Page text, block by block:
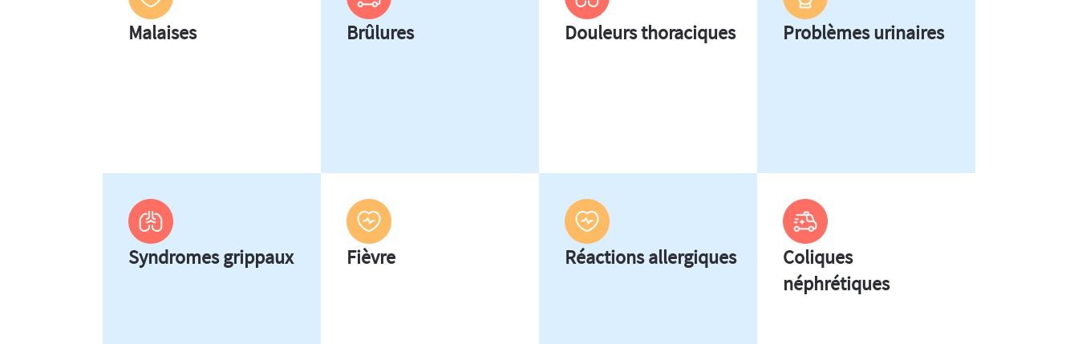
Malaises Brûlures Douleurs thoraciques Problèmes urinaires
Syndromes grippaux Fièvre Réactions allergiques
Coliques
néphrétiques